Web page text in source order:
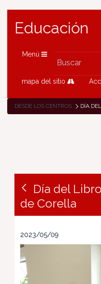
Educación
Menú
mapa del sitio
DESDE LOS CENTROS DÍA DEL
Día del
de Corella
2023/05/09